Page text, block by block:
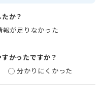
か？
報が足りなかった
かったですか？
分かりにくかった